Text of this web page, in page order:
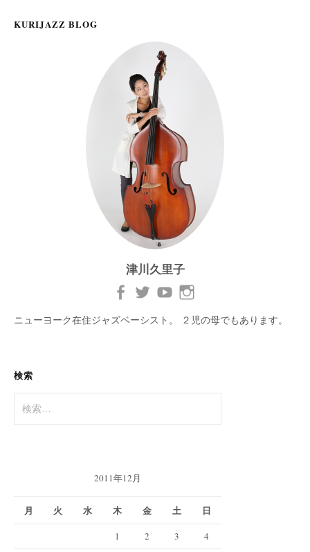
KURIJAZZ BLOG
津川久里子
ニューヨーク在住ジャズベーシスト。 ２児の母でもあります。
検索
索:
2011年12月
月 火 水 木 金 土 日
1 2 3
4